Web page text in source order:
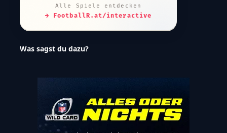
Alle Spiele entdecken
→ FootballR.at/interactive
Was sagst du dazu?